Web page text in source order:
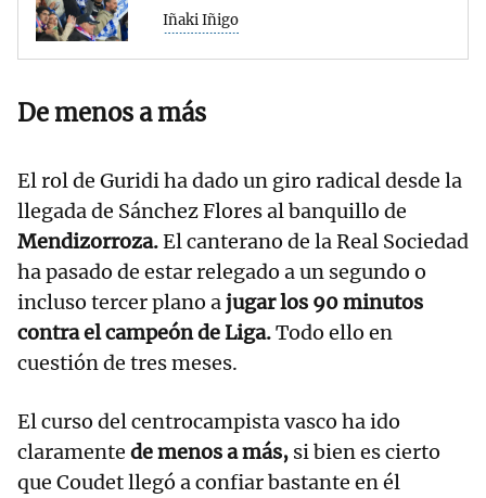
Iñaki Iñigo
De menos a más
El rol de Guridi ha dado un giro radical desde la
llegada de Sánchez Flores al banquillo de
Mendizorroza.El canterano de la Real Sociedad
ha pasado de estar relegado a un segundo o
incluso tercer plano ajugar los 90 minutos
contra el campeón de Liga.Todo ello en
cuestión de tres meses.
El curso del centrocampista vasco ha ido
claramente de menos a más, si bien es cierto
que Coudet llegó a confiar bastante en él